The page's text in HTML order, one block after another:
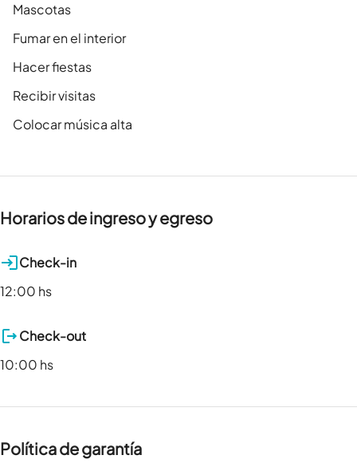
Mascotas
Fumar en el interior
Hacer fiestas
Recibir visitas
Colocar música alta
Horarios de ingreso y egreso
Check-in
12:00 hs
Check-out
10:00 hs
Política de garantía